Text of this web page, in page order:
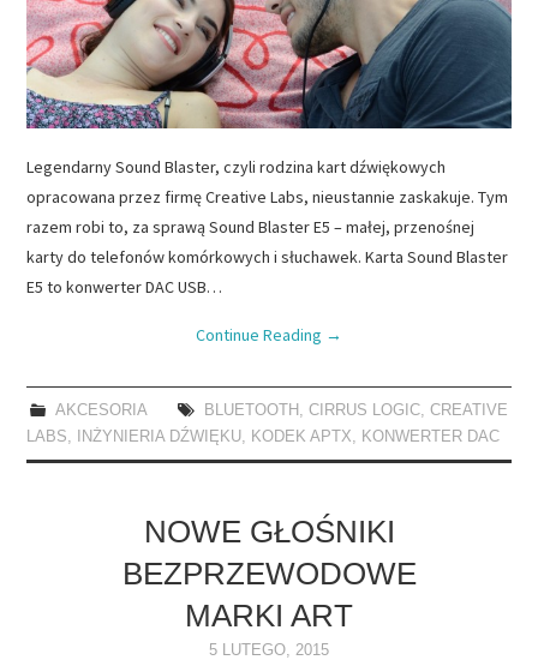
Legendarny Sound Blaster, czyli rodzina kart dźwiękowych
opracowana przez firmę Creative Labs, nieustannie zaskakuje. Tym
razem robi to, za sprawą Sound Blaster E5 – małej, przenośnej
karty do telefonów komórkowych i słuchawek. Karta Sound Blaster
E5 to konwerter DAC USB…
Continue Reading →
AKCESORIA BLUETOOTH , CIRRUS LOGIC, CREATIVE
LABS, INŻYNIERIA DŹWIĘKU, KODEK APTX, KONWERTER DAC
NOWE GŁOŚNIKI
BEZPRZEWODOWE
MARKI ART
5 LUTEGO, 2015